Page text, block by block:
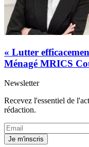
« Lutter
Ménagé MRICS
Newsletter
Recevez l'essentiel de
rédaction.
Je m'inscris